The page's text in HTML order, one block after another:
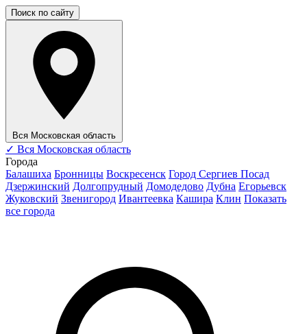
Поиск по сайту
Вся Московская область
✓ Вся Московская область
Города
Балашиха Бронницы Воскресенск Город Сергиев Посад
Дзержинский Долгопрудный Домодедово Дубна Егорьевск
Жуковский Звенигород Ивантеевка Кашира Клин Показать
все города